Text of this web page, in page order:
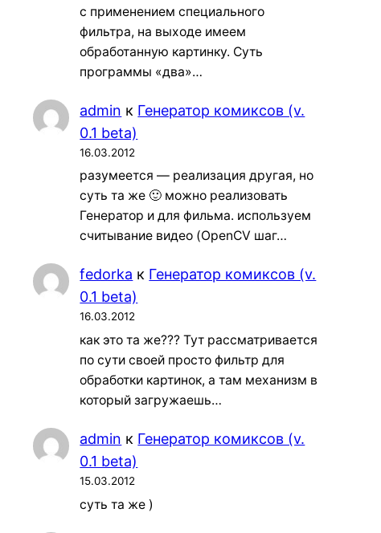
с применением специального
фильтра, на выходе имеем
обработанную картинку. Суть
программы «два»…
admin к Генератор комиксов (v.
0.1 beta)
16.03.2012
разумеется — реализация другая, но
суть та же 🙂 можно реализовать
Генератор и для фильма. используем
считывание видео (OpenCV шаг…
fedorka к Генератор комиксов (v.
0.1 beta)
16.03.2012
как это та же??? Тут рассматривается
по сути своей просто фильтр для
обработки картинок, а там механизм в
который загружаешь…
admin к Генератор комиксов (v.
0.1 beta)
15.03.2012
суть та же )